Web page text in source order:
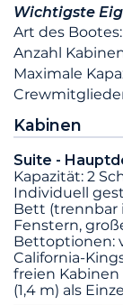
Wichtigste
Art des
Anzahl
Maximale
Kabinen
Suite -
Kapazität: 2
Individuell
Bett (trennbar
Fenstern,
Bettoptionen:
California-
freien Kabinen
(1,4 m) als